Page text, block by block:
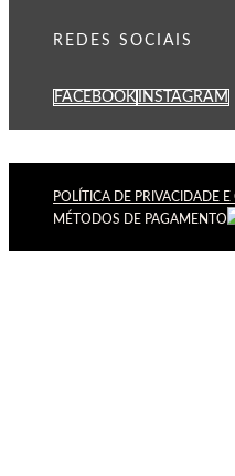
REDES SOCIAIS
FACEBOOK INSTAGRAM
POLÍTICA DE PRIVACIDADE E
MÉTODOS DE PAGAMENTO